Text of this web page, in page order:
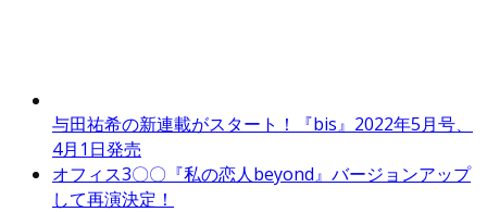
与田祐希の新連載がスタート！『bis』2022年5月号、
4月1日発売
オフィス3〇〇『私の恋人beyond』バージョンアップ
して再演決定！